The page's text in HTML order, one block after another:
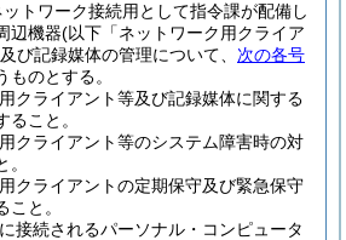
トワーク接続用として指令課が配備し
辺機器(以下「ネットワーク用クライア
及び記録媒体の管理について、 次の各号
ものとする。
クライアント等及び記録媒体に関する
ること。
クライアント等のシステム障害時の対
クライアントの定期保守及び緊急保守
と。
接続されるパーソナル・コンピュータ